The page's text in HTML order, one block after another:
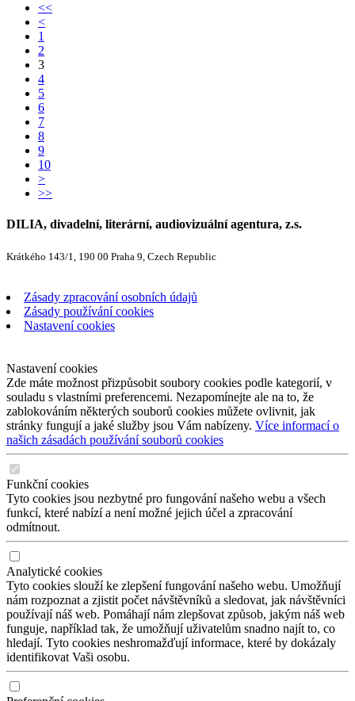
<<
<
1
2
3
4
5
6
7
8
9
10
>
>>
DILIA, divadelní, literární, audiovizuální agentura, z.s.
Krátkého 143/1, 190 00 Praha 9, Czech Republic
Zásady zpracování osobních údajů
Zásady používání cookies
Nastavení cookies
Nastavení cookies
Zde máte možnost přizpůsobit soubory cookies podle kategorií, v
souladu s vlastními preferencemi. Nezapomínejte ale na to, že
zablokováním některých souborů cookies můžete ovlivnit, jak
stránky fungují a jaké služby jsou Vám nabízeny. Více informací o
našich zásadách používání souborů cookies
Funkční cookies
Tyto cookies jsou nezbytné pro fungování našeho webu a všech
funkcí, které nabízí a není možné jejich účel a zpracování
odmítnout.
Analytické cookies
Tyto cookies slouží ke zlepšení fungování našeho webu. Umožňují
nám rozpoznat a zjistit počet návštěvníků a sledovat, jak návštěvníci
používají náš web. Pomáhají nám zlepšovat způsob, jakým náš web
funguje, například tak, že umožňují uživatelům snadno najít to, co
hledají. Tyto cookies neshromažďují informace, které by dokázaly
identifikovat Vaši osobu.